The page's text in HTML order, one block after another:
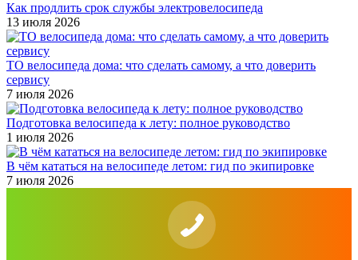
Как продлить срок службы электровелосипеда
13 июля 2026
ТО велосипеда дома: что сделать самому, а что доверить
сервису
7 июля 2026
Подготовка велосипеда к лету: полное руководство
1 июля 2026
В чём кататься на велосипеде летом: гид по экипировке
7 июля 2026